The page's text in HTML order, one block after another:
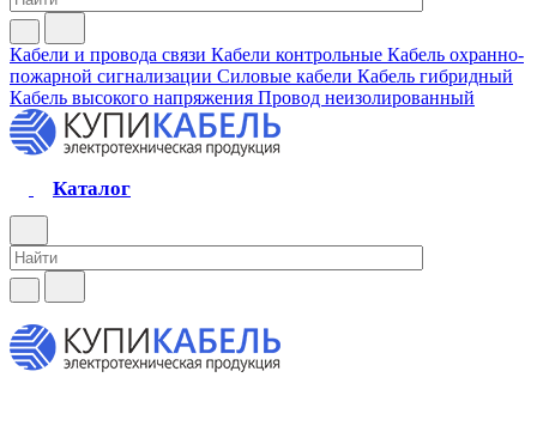
Кабели и провода связи Кабели контрольные Кабель охранно-
пожарной сигнализации Силовые кабели Кабель гибридный
Кабель высокого напряжения Провод неизолированный
Каталог